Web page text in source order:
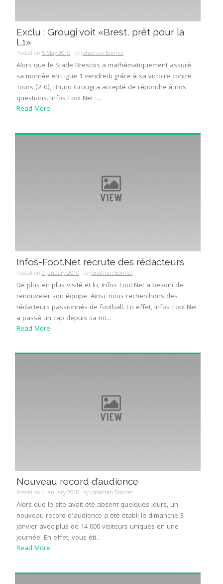
Exclu : Grougi voit «Brest, prêt pour la
L1»
Posted on 5 May 2010 byJonathan Bonnet
Alors que le Stade Brestois a mathématiquement assuré
sa montée en Ligue 1 vendredi grâce à sa victoire contre
Tours (2-0), Bruno Grougi a accepté de répondre à nos
questions. Infos-Foot.Net :...
Read More
Infos-Foot.Net recrute des rédacteurs
Posted on 9 January 2010 byJonathan Bonnet
De plus en plus visité et lu, Infos-Foot.Net a besoin de
renouveler son équipe. Ainsi, nous recherchons des
rédacteurs passionnés de football. En effet, Infos-Foot.Net
a passé un cap depuis sa no...
Read More
Nouveau record d’audience
Posted on 4 January 2010 byJonathan Bonnet
Alors que le site avait été absent quelques jours, un
nouveau record d’audience a été établi le dimanche 3
janvier avec plus de 14 000 visiteurs uniques en une
journée. En effet, vous éti...
Read More